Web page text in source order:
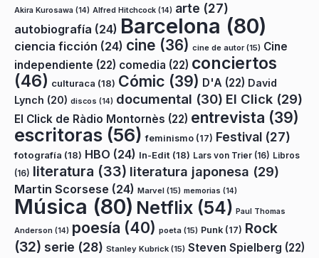
Akira Kurosawa (14) Alfred Hitchcock (14) arte (27)
autobiografía (24) Barcelona (80)
ciencia ficción (24) cine (36) cine de autor(15) Cine
independiente (22) comedia (22) conciertos
(46) culturaca (18) Cómic (39) D'A (22) David
Lynch (20) discos (14) documental (30) El Click (29)
El Click de Ràdio Montornès (22) entrevista (39)
escritoras (56) feminismo (17) Festival (27)
fotografía (18) HBO (24) In-Edit (18) Lars von Trier (16) Libros
(16) literatura (33) literatura japonesa (29)
Martin Scorsese (24) Marvel (15) memorias (14)
Música (80) Netflix (54) Paul Thomas
Anderson (14) poesía (40) poeta (15) Punk (17) Rock
(32) serie (28) Stanley Kubrick (15) Steven Spielberg (22)